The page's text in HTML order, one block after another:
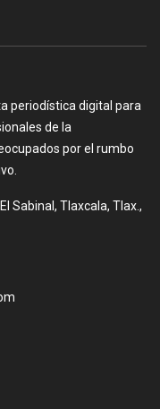
periodística digital para
de la
por el rumbo
Sabinal, Tlaxcala, Tlax.,